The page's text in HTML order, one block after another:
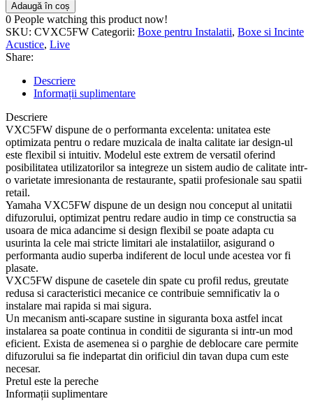
Adaugă în coș
0 People watching this product now!
SKU: CVXC5FW Categorii: Boxe pentru Instalatii, Boxe si Incinte
Acustice, Live
Share:
Descriere
Informații suplimentare
Descriere
VXC5FW dispune de o performanta excelenta: unitatea este
optimizata pentru o redare muzicala de inalta calitate iar design-ul
este flexibil si intuitiv. Modelul este extrem de versatil oferind
posibilitatea utilizatorilor sa integreze un sistem audio de calitate intr-
o varietate imresionanta de restaurante, spatii profesionale sau spatii
retail.
Yamaha VXC5FW dispune de un design nou conceput al unitatii
difuzorului, optimizat pentru redare audio in timp ce constructia sa
usoara de mica adancime si design flexibil se poate adapta cu
usurinta la cele mai stricte limitari ale instalatiilor, asigurand o
performanta audio superba indiferent de locul unde acestea vor fi
plasate.
VXC5FW dispune de casetele din spate cu profil redus, greutate
redusa si caracteristici mecanice ce contribuie semnificativ la o
instalare mai rapida si mai sigura.
Un mecanism anti-scapare sustine in siguranta boxa astfel incat
instalarea sa poate continua in conditii de siguranta si intr-un mod
eficient. Exista de asemenea si o parghie de deblocare care permite
difuzorului sa fie indepartat din orificiul din tavan dupa cum este
necesar.
Pretul este la pereche
Informații suplimentare